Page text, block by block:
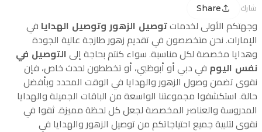
شارك Share
وجهتكم الأولى لخدمات توصيل الزهور وتوصيل الهدايا في
الإمارات. نحن متخصصون في تقديم زهور طازجة عالية الجودة
وهدايا مخصصة لكل مناسبة. سواء كنتم بحاجة إلى التوصيل في
نفس اليوم في دبي أو أبوظبي، أو تخططون لحدث خاص، فإن
نقوى تضمن وصول الزهور والهدايا في الوقت المحدد وبأفضل
حالة. استكشفوا مجموعتنا الواسعة من الباقات الجميلة والهدايا
المدروسة والعناصر المخصصة لجعل كل لحظة مميزة. ثقوا في
نقوى لتلبية جميع احتياجاتكم من توصيل الزهور والهدايا في